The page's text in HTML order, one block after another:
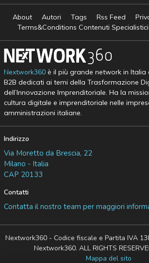
About Autori Tags Rss Feed
Terms&Conditions Contenuti Specialistici
Nextwork360è il più grande network in
B2B dedicati ai temi della Trasformazione
dell’Innovazione Imprenditoriale. Ha la
cultura digitale e imprenditoriale nelle
amministrazioni italiane.
Indirizzo
Via Moretto da Brescia, 22
Milano - Italia
CAP 20133
Contatti
Contatta il nostro team per maggiori
Nextwork360 - Codice fiscale e Partita IVA
Nextwork360. ALL RIGHTS
Mappa del sito